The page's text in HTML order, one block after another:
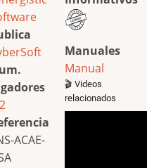
ACAE-
Manuales
Manual
🎬 Videos
relacionados